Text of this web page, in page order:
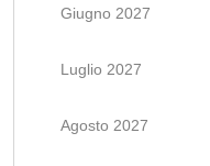
Giugno 2027
Luglio 2027
Agosto 2027